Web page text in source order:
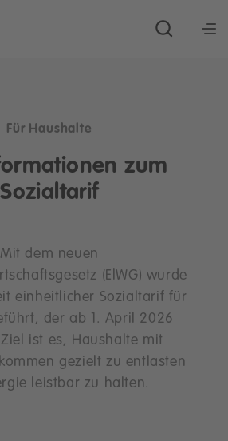
Für Haushalte
zum
Sozialtarif
Mit dem neuen
(ElWG) wurde
einheitlicher Sozialtarif für
der ab 1. April 2026
ist es, Haushalte mit
gezielt zu entlasten
leistbar zu halten.